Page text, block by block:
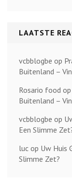
LAATSTE
vcbblogbe op
Buitenland –
Rosario food op
Buitenland –
vcbblogbe op
Een Slimme
luc op Uw Huis
Slimme Zet?